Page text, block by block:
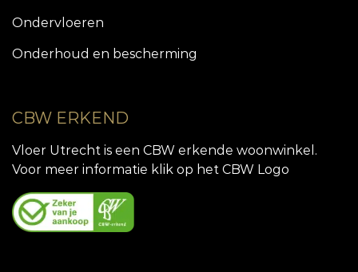
Ondervloeren
Onderhoud en bescherming
CBW ERKEND
Vloer Utrecht is een CBW erkende woonwinkel.
Voor meer informatie klik op het CBW Logo